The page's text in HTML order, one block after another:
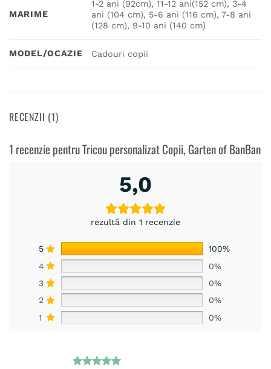
MARIME
1-2 ani (92cm), 11-12 ani(152 cm), 3-4
ani (104 cm), 5-6 ani (116 cm), 7-8 ani
(128 cm), 9-10 ani (140 cm)
MODEL/OCAZIE Cadouri copii
RECENZII (1)
1 recenzie pentruTricou personalizat Copii, Garten of BanBan
5,0
rezultă din 1 recenzie
5
100%
4
0%
3
0%
2
0%
1
0%